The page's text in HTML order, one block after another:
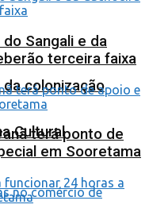
colonização
Cultural
Sangali e da
terceira faixa
terá ponto de
em Sooretama